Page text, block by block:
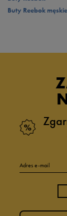
Buty Reebok męskie
Adres e-mail